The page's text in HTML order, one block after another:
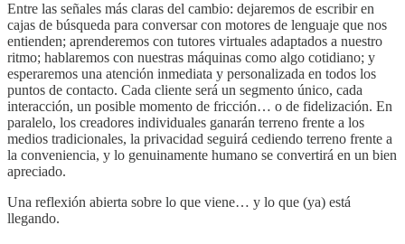
Entre las señales más claras del cambio: dejaremos de escribir en
cajas de búsqueda para conversar con motores de lenguaje que nos
entienden; aprenderemos con tutores virtuales adaptados a nuestro
ritmo; hablaremos con nuestras máquinas como algo cotidiano; y
esperaremos una atención inmediata y personalizada en todos los
puntos de contacto. Cada cliente será un segmento único, cada
interacción, un posible momento de fricción… o de fidelización. En
paralelo, los creadores individuales ganarán terreno frente a los
medios tradicionales, la privacidad seguirá cediendo terreno frente a
la conveniencia, y lo genuinamente humano se convertirá en un bien
apreciado.
Una reflexión abierta sobre lo que viene… y lo que (ya) está
llegando.